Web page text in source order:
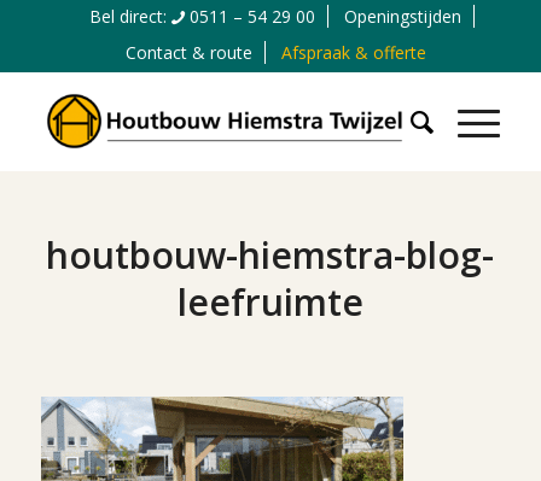
Bel direct: 0511 – 54 29 00
Openingstijden
Contact & route
Afspraak & offerte
houtbouw-hiemstra-blog-
leefruimte